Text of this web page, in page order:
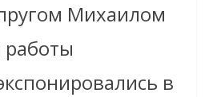
Михаилом
в